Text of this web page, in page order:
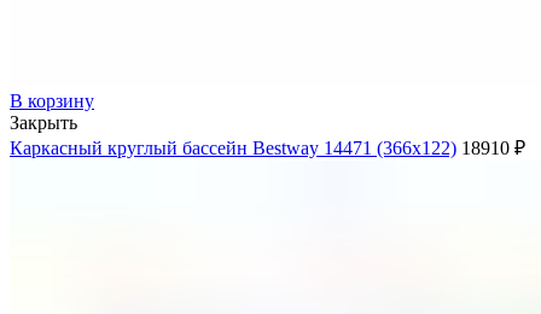
В корзину
Закрыть
Каркасный круглый бассейн Bestway 14471 (366х122) 18910 ₽